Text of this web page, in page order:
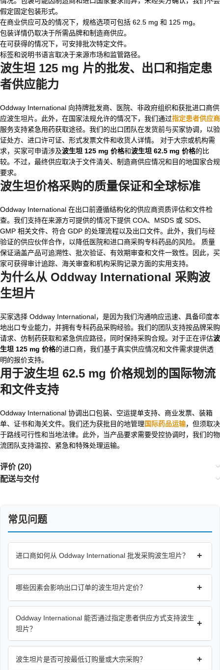
假定固定包装形式。
在商业供应可及的情况下，规格选项可包括 62.5 mg 和 125 mg。
包装详情仍取决于所需品牌和制造商供应。
在可获得的情况下，可安排批次特定文件。
标签和说明书语言取决于来源市场和监管路径。
波生坦 125 mg 片的批发、出口和指定患
者供应能力
Oddway International 向持牌批发商、医院、非政府组织和获批进口商供
应波生坦片。此外，在国家法规允许的情况下，我们通过指定患者供应商
服务支持紧急用药获取途径。我们的出口团队在发货前与买家协调，以验
证处方、进口许可证、形式发票文件和收货人详情。 对于大宗或机构需
求，买家可申请涉及波生坦 125 mg 价格和波生坦 62.5 mg 价格的比
较。不过，最终供应取决于文件清关、制造商供应情况和目的地国家合规
要求。
波生坦价格采购的质量保证和全球标准
Oddway International 在出口前遵循结构化的供应商资质评估和文件检
查。我们支持在来源方可提供的情况下提供 COA、MSDS 或 SDS、
GMP 相关文件、符合 GDP 的处理流程以及出口文件。此外，我们与经
验证的供应伙伴合作，以降低医院和进口商采购专科药品的风险。 质量
保证涵盖产品可追溯性、批次验证、有效期审查和文件一致性。因此，买
家可获得审计追踪、海关审查和机构采购记录方面的实用支持。
为什么从 Oddway International 采购波
生坦片
买家选择 Oddway International，是因为我们沟通响应迅速、具备印度本
地出口专业能力，并拥有专科药品采购经验。我们的团队支持按品牌采购
请求、仿制药获取和紧急供应路径，同时保持采购合规。对于正在评估波
生坦 125 mg 价格的进口商，我们基于真实供应情况和文件需求提供透
明的报价支持。
用于波生坦 62.5 mg 价格规划的国际物流
和文件支持
Oddway International 协调出口包装、空运提单支持、商业发票、装箱
单、证书和海关文件。我们还为获批目的地管理国际药品运输，但须取决
于路线可行性和当地法律。此外，当产品要求需要受控协调时，我们的物
流团队支持温控、紧急和特殊处理运输。
评价 (20)
配送与交付
常见问题
进口商如何从 Oddway International 批发采购波生坦片？ +
哪些因素会影响出口订单的波生坦片定价？ +
Oddway International 能否通过指定患者供应方式支持波生
坦片？
+
波生坦片是否可按最低订购量或大宗采购？ +